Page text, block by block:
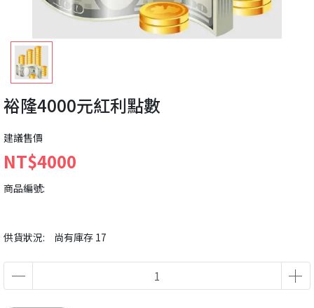
裕隆4000元紅利點數
建議售價
NT$4000
商品編號:
供貨狀況: 尚有庫存 17